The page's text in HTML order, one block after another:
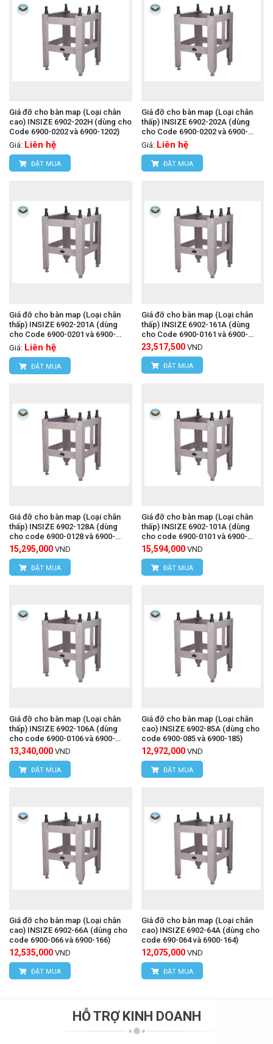
Giá đỡ cho bàn map (Loại chân
cao) INSIZE 6902-202H (dùng cho
Code 6900-0202 và 6900-1202)
Giá: Liên hệ
ĐẶT MUA
Giá đỡ cho bàn map (Loại chân
thấp) INSIZE 6902-202A (dùng
cho Code 6900-0202 và 6900-
1202)
Giá: Liên hệ
ĐẶT MUA
Giá đỡ cho bàn map (Loại chân
thấp) INSIZE 6902-201A (dùng
cho Code 6900-0201 và 6900-
1201)
Giá: Liên hệ
ĐẶT MUA
Giá đỡ cho bàn map (Loại chân
thấp) INSIZE 6902-161A (dùng
cho Code 6900-0161 và 6900-
1161)
23,517,500 VND
ĐẶT MUA
Giá đỡ cho bàn map (Loại chân
thấp) INSIZE 6902-128A (dùng
cho code 6900-0128 và 6900-
1128)
15,295,000 VND
ĐẶT MUA
Giá đỡ cho bàn map (Loại chân
thấp) INSIZE 6902-101A (dùng
cho code 6900-0101 và 6900-
1101)
15,594,000 VND
ĐẶT MUA
Giá đỡ cho bàn map (Loại chân
thấp) INSIZE 6902-106A (dùng
cho code 6900-0106 và 6900-
1106)
13,340,000 VND
ĐẶT MUA
Giá đỡ cho bàn map (Loại chân
cao) INSIZE 6902-85A (dùng cho
code 6900-085 và 6900-185)
12,972,000 VND
ĐẶT MUA
Giá đỡ cho bàn map (Loại chân
cao) INSIZE 6902-66A (dùng cho
code 6900-066 và 6900-166)
12,535,000 VND
ĐẶT MUA
Giá đỡ cho bàn map (Loại chân
cao) INSIZE 6902-64A (dùng cho
code 690-064 và 6900-164)
12,075,000 VND
ĐẶT MUA
HỖ TRỢ KINH DOANH